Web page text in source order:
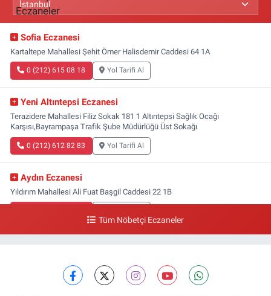
Sofia Eczanesi
Kartaltepe Mahallesi Şehit Ömer Halisdemir Caddesi 64 1A
0 (212) 615 08 18 Yol Tarifi Al
Yeni Altıntepsi Eczanesi
Terazidere Mahallesi Filiz Sokak 181 1 Altıntepsi Sağlık Ocağı
Karşısı,Bayrampaşa Trafik Şube Müdürlüğü Üst Sokağı
0 (212) 612 82 83 Yol Tarifi Al
Aydın Eczanesi
Yıldırım Mahallesi Ali Fuat Başgil Caddesi 22 1B
Tüm Nöbetçi Eczaneler